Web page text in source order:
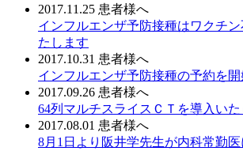
2017.11.25 患者様へ
インフルエンザ予防接種はワクチ
たします
2017.10.31 患者様へ
インフルエンザ予防接種の予約を
2017.09.26 患者様へ
64列マルチスライスＣＴを導入いた
2017.08.01 患者様へ
8月1日より阪井学先生が内科常勤医